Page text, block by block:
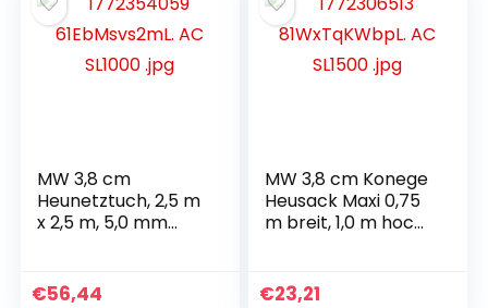
MW 3,8 cm
Heunetztuch, 2,5 m
x 2,5 m, 5,0 mm
€56,44
MW 3,8 cm Konege
Heusack Maxi 0,75
m breit, 1,0 m hoch,
€23,21